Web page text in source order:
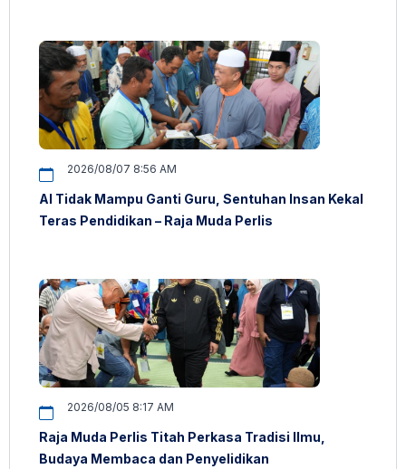
2026/08/07 8:56 AM
AI Tidak Mampu Ganti Guru, Sentuhan Insan Kekal
Teras Pendidikan – Raja Muda Perlis
2026/08/05 8:17 AM
Raja Muda Perlis Titah Perkasa Tradisi Ilmu,
Budaya Membaca dan Penyelidikan